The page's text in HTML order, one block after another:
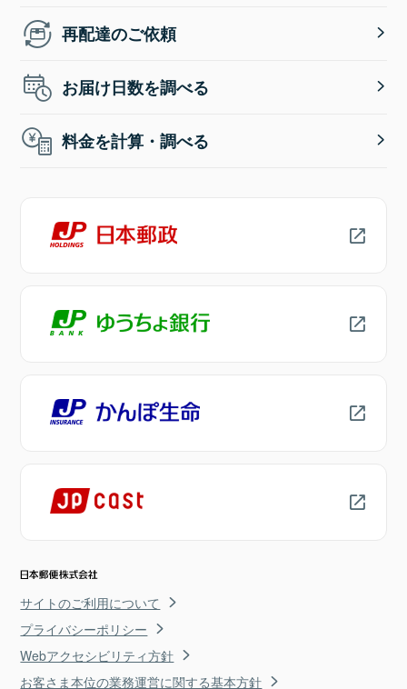
再配達のご依頼
お届け日数を調べる
料金を計算・調べる
サイトのご利用について
プライバシーポリシー
Webアクセシビリティ方針
お客さま本位の業務運営に関する基本方針